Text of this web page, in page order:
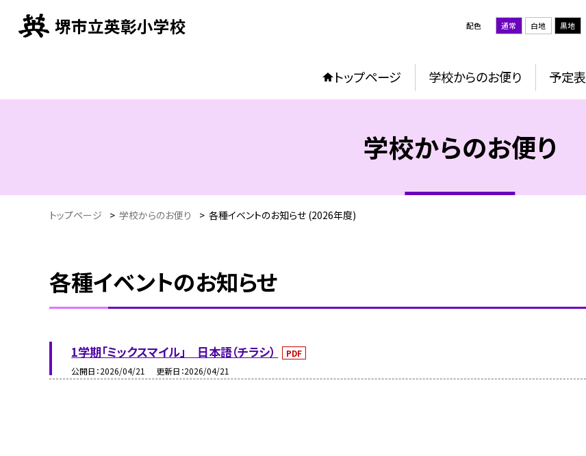
堺市立英彰小学校 配色 通常 白地 黒地
トップページ 学校からのお便り 予定表
学校からのお便り
トップページ > 学校からのお便り > 各種イベントのお知らせ (2026年度)
各種イベントのお知らせ
1学期「ミックスマイル」 日本語（チラシ）
PDF
公開日 2026/04/21 更新日 2026/04/21